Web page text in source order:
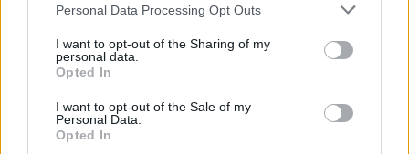
Personal Data Processing Opt Outs
I want to opt-out of the Sharing of my
personal data.
Opted In
I want to opt-out of the Sale of my
Personal Data.
Opted In
1994
Időzsaru
2003